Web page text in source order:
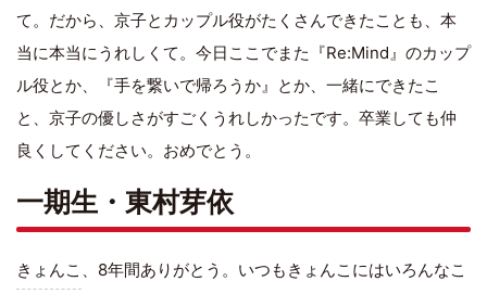
て。だから、京子とカップル役がたくさんできたことも、本
当に本当にうれしくて。今日ここでまた『Re:Mind』のカップ
ル役とか、『手を繋いで帰ろうか』とか、一緒にできたこ
と、京子の優しさがすごくうれしかったです。卒業しても仲
良くしてください。おめでとう。
一期生・東村芽依
きょんこ 、8年間ありがとう。いつもきょんこにはいろんなこ